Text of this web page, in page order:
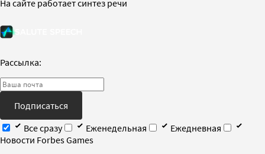
На сайте работает синтез речи
Рассылка:
Подписаться
Все сразу
Еженедельная
Ежедневная
Новости Forbes Games